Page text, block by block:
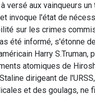
versé aux vainqueurs
invoque l'état de
sur les crimes
été informé, s'étonne
Harry S.Truman,
atomiques de
dirigeant de
et des goulags, ne